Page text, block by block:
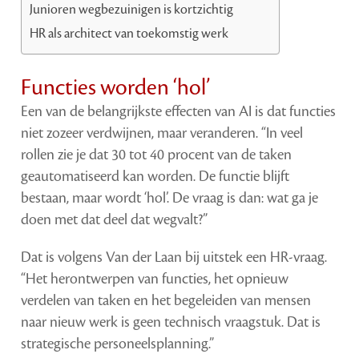
Junioren wegbezuinigen is kortzichtig
HR als architect van toekomstig werk
Functies worden ‘hol’
Een van de belangrijkste effecten van AI is dat functies
niet zozeer verdwijnen, maar veranderen. “In veel
rollen zie je dat 30 tot 40 procent van de taken
geautomatiseerd kan worden. De functie blijft
bestaan, maar wordt ‘hol’. De vraag is dan: wat ga je
doen met dat deel dat wegvalt?”
Dat is volgens Van der Laan bij uitstek een HR-vraag.
“Het herontwerpen van functies, het opnieuw
verdelen van taken en het begeleiden van mensen
naar nieuw werk is geen technisch vraagstuk. Dat is
strategische personeelsplanning.”